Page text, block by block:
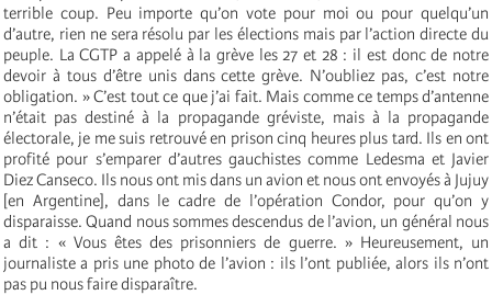
terrible coup. Peu importe qu’on vote pour moi ou pour quelqu’un
d’autre, rien ne sera résolu par les élections mais par l’action directe du
peuple. LaCGTP a appelé à la grève les 27 et 28 : il est donc de notre
devoir à tous d’être unis dans cette grève. N’oubliez pas, c’est notre
obligation. » C’est tout ce que j’ai fait. Mais comme ce temps d’antenne
n’était pas destiné à la propagande gréviste, mais à la propagande
électorale, je me suis retrouvé en prison cinq heures plus tard. Ils en ont
profité pour s’emparer d’autres gauchistes comme Ledesma et Javier
Diez Canseco. Ils nous ont mis dans un avion et nous ont envoyés à Jujuy
[en Argentine], dans le cadre de l’opération Condor, pour qu’on y
disparaisse. Quand nous sommes descendus de l’avion, un général nous
a dit : « Vous êtes des prisonniers de guerre. » Heureusement, un
journaliste a pris une photo de l’avion : ils l’ont publiée, alors ils n’ont
pas pu nous faire disparaître.